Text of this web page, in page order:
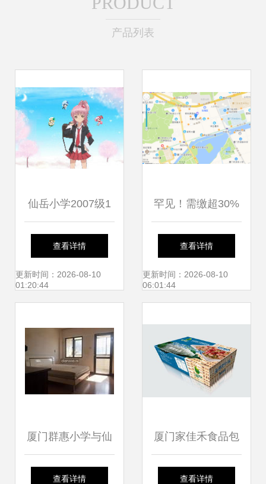
产品列表
仙岳小学2007级1
班文明小博客——
班级圈圈，厦门网
查看详情
更新时间：2026-08-10
01:20:44
罕见！需缴超30%
税费！厦门某开发
商预售新房被法
查看详情
更新时间：2026-08-10
06:01:44
厦门群惠小学与仙
岳小学周边租房指
查看详情
厦门家佳禾食品包
装设计与快消品营
查看详情